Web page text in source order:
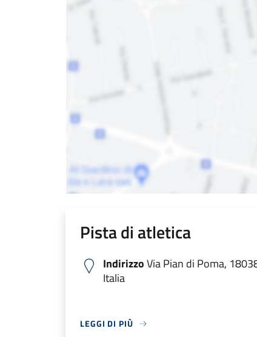
Pista di atletica
IndirizzoVia Pian di Poma,
Italia
LEGGI DI PIÙ